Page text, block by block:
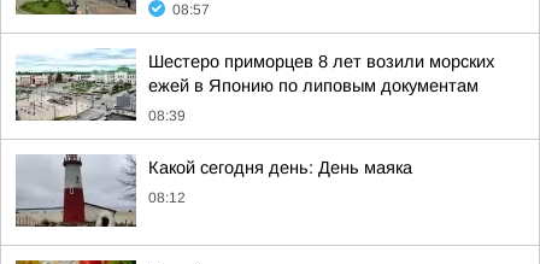
08:57
Шестеро приморцев 8 лет возили морских
ежей в Японию по липовым документам
08:39
Какой сегодня день: День маяка
08:12